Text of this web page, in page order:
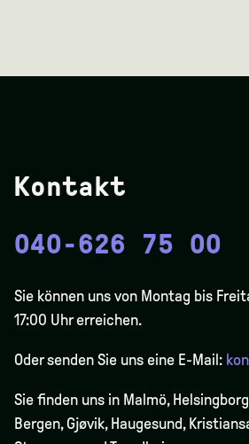
Kontakt
040-626 75 00
Sie können uns von Montag bis
17:00 Uhr erreichen.
Oder senden Sie uns eine E-Mail:
Sie finden uns in Malmö,
Bergen,Gjøvik, Haugesund,